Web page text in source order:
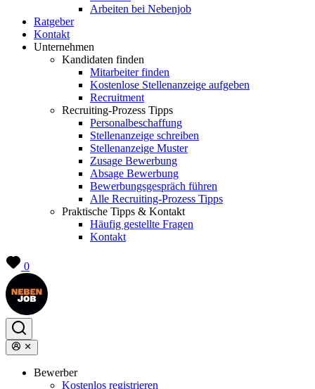
Arbeiten bei Nebenjob
Ratgeber
Kontakt
Unternehmen
Kandidaten finden
Mitarbeiter finden
Kostenlose Stellenanzeige aufgeben
Recruitment
Recruiting-Prozess Tipps
Personalbeschaffung
Stellenanzeige schreiben
Stellenanzeige Muster
Zusage Bewerbung
Absage Bewerbung
Bewerbungsgespräch führen
Alle Recruiting-Prozess Tipps
Praktische Tipps & Kontakt
Häufig gestellte Fragen
Kontakt
0
Bewerber
Kostenlos registrieren